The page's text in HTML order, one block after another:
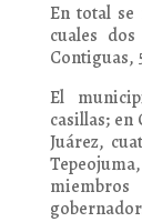
En total se
cuales
Contiguas,
El
casillas; en
Juárez,